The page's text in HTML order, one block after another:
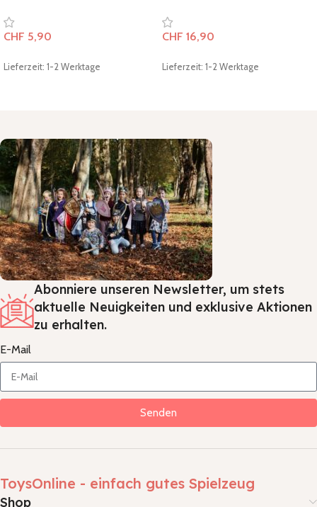
CHF 5,90
Lieferzeit: 1-2 Werktage
CHF 16,90
Lieferzeit: 1-2 Werktage
Abonniere unseren Newsletter, um stets
aktuelle Neuigkeiten und exklusive Aktionen
zu erhalten.
E-Mail
Senden
ToysOnline - einfach gutes Spielzeug
Shop